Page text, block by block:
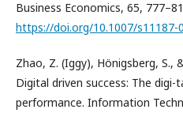
Business Economics, 65,
https://doi.org/10.1007/s11187-
Zhao, Z. (Iggy), Hönigsberg, S.,
Digital driven success: The
performance. Information